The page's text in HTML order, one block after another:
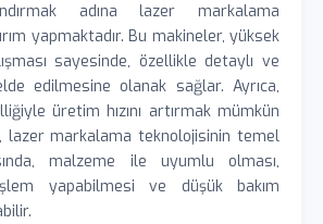
adına lazer markalama
yapmaktadır. Bu makineler, yüksek
sayesinde, özellikle detaylı ve
edilmesine olanak sağlar. Ayrıca,
üretim hızını artırmak mümkün
lazer markalama teknolojisinin temel
malzeme ile uyumlu olması,
yapabilmesi ve düşük bakım